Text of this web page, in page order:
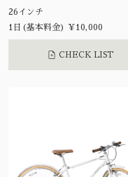
26インチ
1日(基本料金) ¥10,000
CHECK LIST